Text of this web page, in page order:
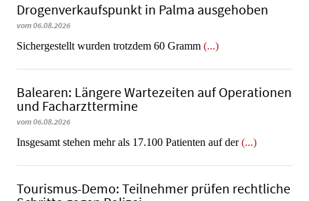
Dro­gen­ver­kaufs­punkt in Palma ausgehoben
vom 06.08.2026
​​​​​​​Sichergestellt wurden trotzdem 60 Gramm (...)
Balearen: Längere Wartezeiten auf Operationen
und Facharzttermine
vom 06.08.2026
Insgesamt stehen mehr als 17.100 Patienten auf der(...)
Tourismus-Demo: Teilnehmer prüfen rechtliche